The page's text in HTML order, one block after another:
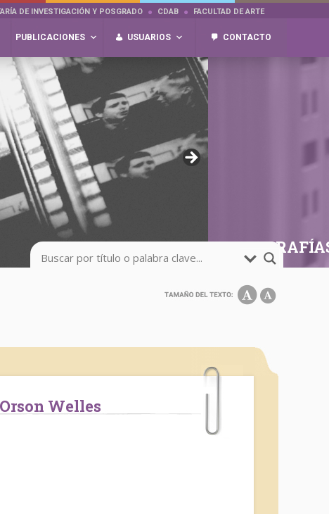
DE INVESTIGACIÓN Y POSGRADO CDAB FACULTAD DE ARTE
PUBLICACIONES USUARIOS CONTACTO
Welles